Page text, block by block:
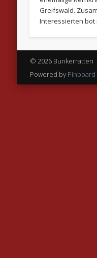
Greifswald.
Interessierten
© 2026 Bunkerratten
Powered by Pinboard